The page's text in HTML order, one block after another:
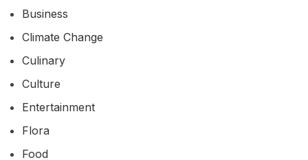
Business
Climate Change
Culinary
Culture
Entertainment
Flora
Food